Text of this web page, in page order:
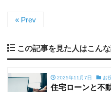
« Prev
この記事を見た人はこん
2025年11月7日 お
住宅ローンと不